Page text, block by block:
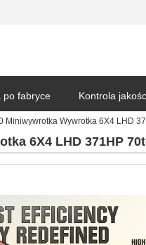
po fabryce Kontrola
Miniwywrotka Wywrotka 6X4 LHD
6X4 LHD 371HP